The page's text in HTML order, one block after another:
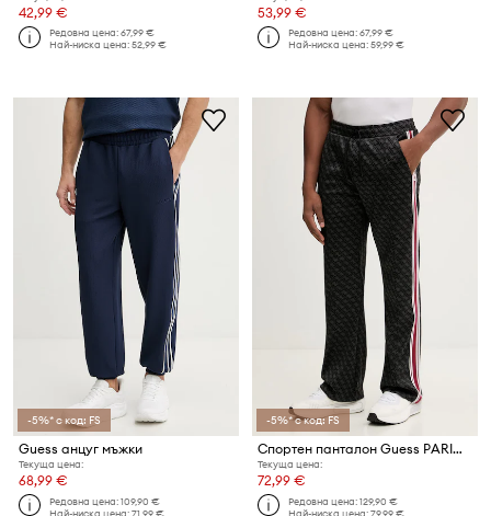
42,99 €
Редовна цена:67,99 €
Най-ниска цена:52,99 €
53,99 €
Редовна цена:67,99 €
Най-ниска цена:59,99 €
-5%* с код: FS
Guess анцуг мъжки
Текуща цена:
68,99 €
Редовна цена:109,90 €
Най-ниска цена:71,99 €
-5%* с код: FS
Спортен панталон Guess PARIMO
Текуща цена:
72,99 €
Редовна цена:129,90 €
Най-ниска цена:79,99 €